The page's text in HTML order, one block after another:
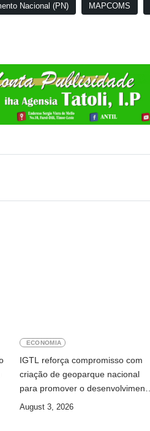
Nacional (PN) MAPCOMS
ECONOMIA
IGTL reforça compromisso com
criação de geoparque nacional
para promover o desenvolvimento
sustentável
August 3, 2026